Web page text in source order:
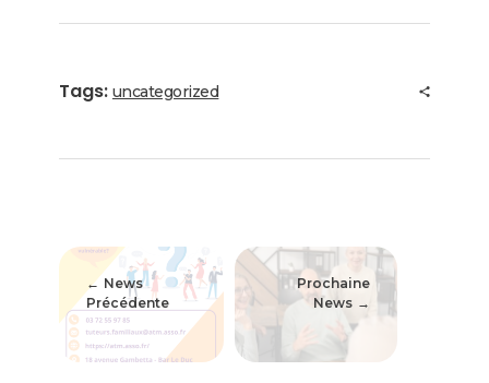
Tags: uncategorized
News
Précédente
Prochaine
News